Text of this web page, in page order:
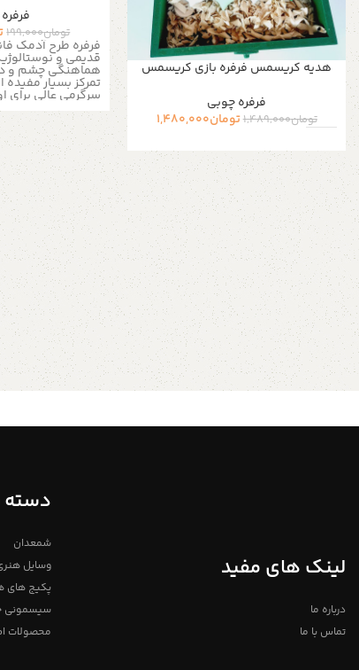
هدیه کریسمس فرفره بازی کریسمس
فرفره چوبی
تومان1,489,000تومان1,480,000
تومان199,000
فرفره طرح آدمک
قدیمی و
هماهنگی چشم و
تمرکز بسیار مفیده
سرگرمی عالی
خصوصیات محصول :
روشن جنس بدنه :
محصول : نوع
پایه: چوب برای
از طریق واتساپ و
لطفا توجه داشته
اختصاصی و دست
چوبی خریداری شده
تصویر نیست.
متفاوت باشد، ما
آسان شدن رنگ
چوب های روشن و
ساله میباشد
لینک های مفید
درباره ما
تماس با ما
دسته
شمعدان
وسایل
پکیج های
سیسمونی
محصولات